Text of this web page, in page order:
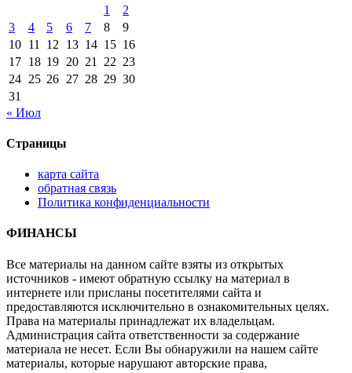
1
2
3
4 5 6 7 8
9
10 11 12 13 14 15 16
17 18 19 20 21 22 23
24 25 26 27 28 29 30
31
« Июл
Страницы
карта сайта
обратная связь
Политика конфиденциальности
ФИНАНСЫ
Все материалы на данном сайте взяты из открытых
источников - имеют обратную ссылку на материал в
интернете или присланы посетителями сайта и
предоставляются исключительно в ознакомительных целях.
Права на материалы принадлежат их владельцам.
Администрация сайта ответственности за содержание
материала не несет. Если Вы обнаружили на нашем сайте
материалы, которые нарушают авторские права,